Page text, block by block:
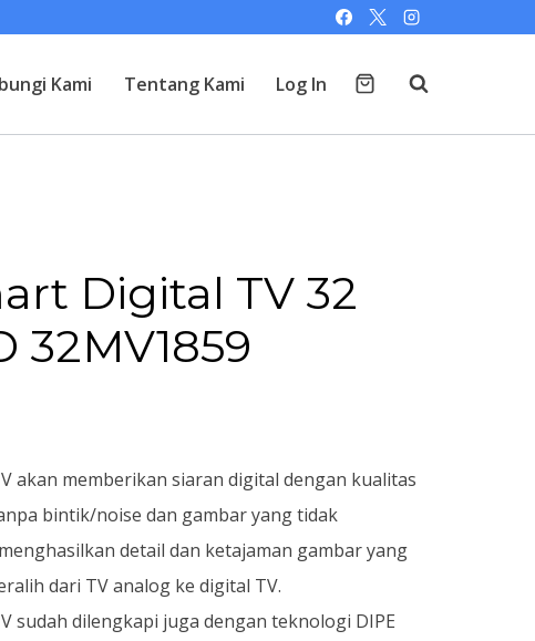
Kami Tentang Kami Log In
Digital TV 32
32MV1859
akan memberikan siaran digital dengan kualitas
bintik/noise dan gambar yang tidak
detail dan ketajaman gambar yang
dari TV analog ke digital TV.
sudah dilengkapi juga dengan teknologi DIPE